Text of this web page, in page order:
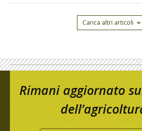
Carica altri articoli
Rimani aggiornato